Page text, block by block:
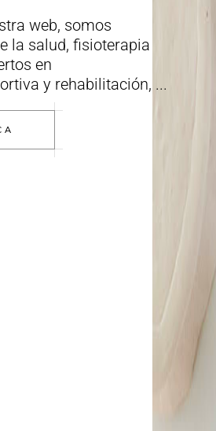
web, somos
la salud, fisioterapia
en
y rehabilitación, ...